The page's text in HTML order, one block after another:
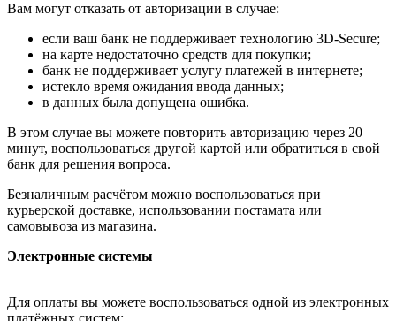
Вам могут отказать от авторизации в случае:
если ваш банк не поддерживает технологию 3D-Secure;
на карте недостаточно средств для покупки;
банк не поддерживает услугу платежей в интернете;
истекло время ожидания ввода данных;
в данных была допущена ошибка.
В этом случае вы можете повторить авторизацию через 20
минут, воспользоваться другой картой или обратиться в свой
банк для решения вопроса.
Безналичным расчётом можно воспользоваться при
курьерской доставке, использовании постамата или
самовывоза из магазина.
Электронные системы
Для оплаты вы можете воспользоваться одной из электронных